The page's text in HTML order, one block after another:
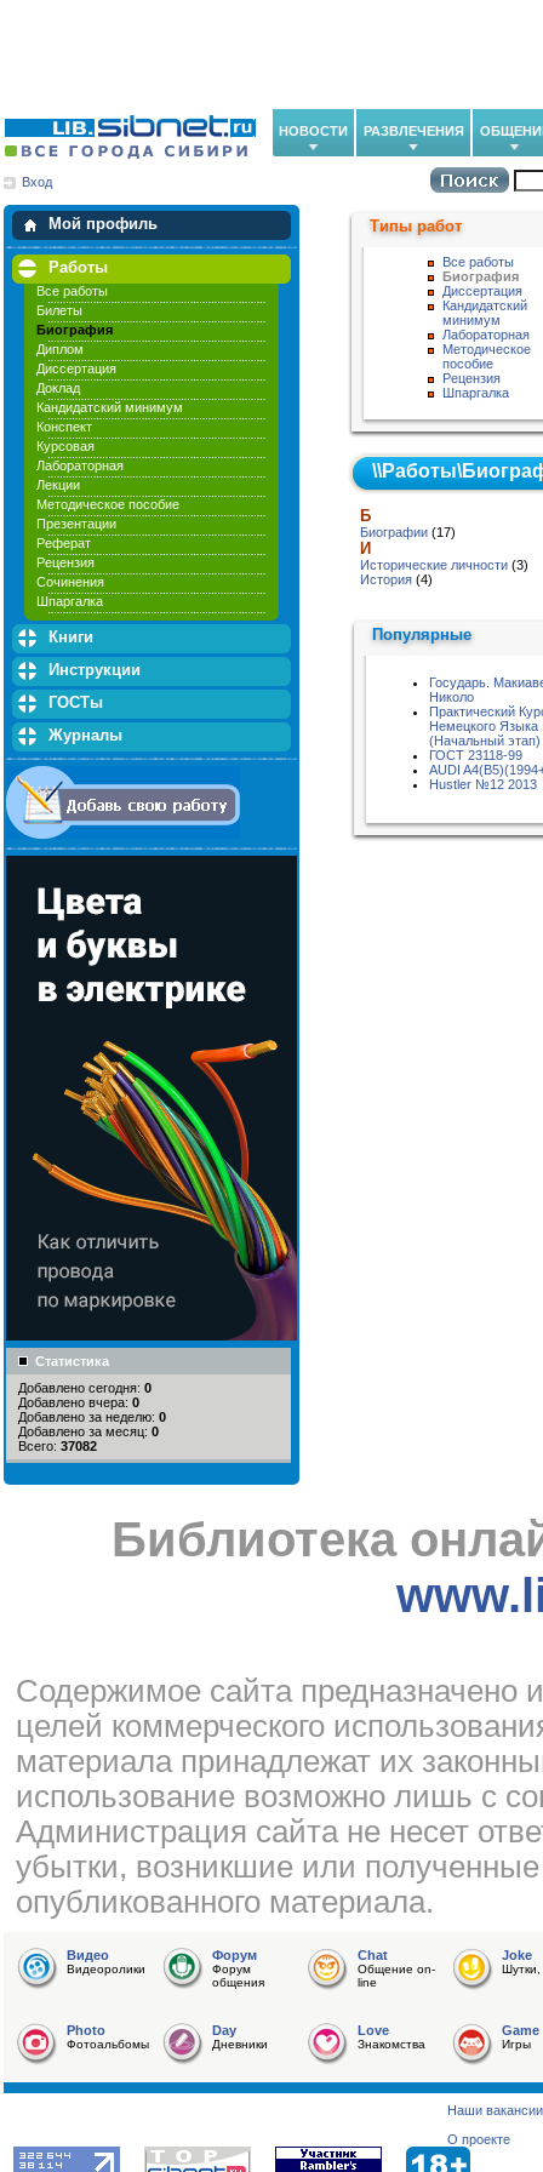
НОВОСТИ РАЗВЛЕЧЕНИЯ
Вход
Мой профиль
Мои закладки
Работы
Все работы
Билеты
Биография
Диплом
Диссертация
Доклад
Кандидатский минимум
Конспект
Курсовая
Лабораторная
Лекции
Методическое пособие
Презентации
Реферат
Рецензия
Сочинения
Шпаргалка
Книги
Инструкции
ГОСТы
Журналы
Статистика
Добавлено сегодня: 0
Добавлено вчера: 0
Добавлено за неделю: 0
Добавлено за месяц: 0
Всего: 37082
Типы работ
Все работы
Биография
Диссертация
Кандидатский
минимум
Лабораторная
Методическое
пособие
Рецензия
Шпаргалка
\\Работы\
Б
Биографии (17)
И
Исторические личности (3)
История (4)
Популярные
Государь.
Николо
Практический
Немецкого Языка
(Начальный этап)
ГОСТ 23118-99
AUDI
Hustler №12 2013
Библиотека
Cодержимое сайта предназначено
целей коммерческого
материала принадлежат их
использование возможно лишь с
Администрация сайта не несет
убытки, возникшие или
опубликованного материала.
Видео
Видеоролики
Форум
Форум
общения
Chat
Общение on-
line
Joke
Photo
Фотоальбомы
Day
Дневники
Love
Знакомства
Game
Игры
Наши вакансии
О проекте